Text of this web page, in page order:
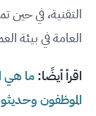
التقنية، في حين
العامة في بيئة
اقرأ أيضًا:ما هي
الموظفون